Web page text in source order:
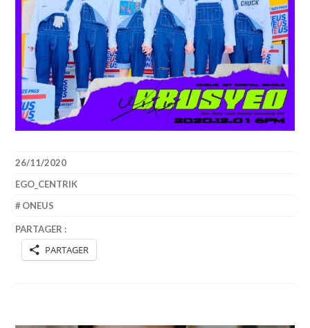
26/11/2020
EGO_CENTRIK
ONEUS
PARTAGER :
PARTAGER